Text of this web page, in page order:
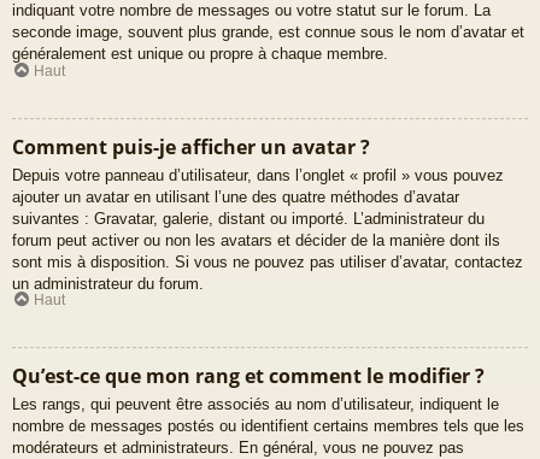
indiquant votre nombre de messages ou votre statut sur le forum. La
seconde image, souvent plus grande, est connue sous le nom d’avatar et
généralement est unique ou propre à chaque membre.
Haut
Comment puis-je afficher un avatar ?
Depuis votre panneau d’utilisateur, dans l’onglet « profil » vous pouvez
ajouter un avatar en utilisant l’une des quatre méthodes d’avatar
suivantes : Gravatar, galerie, distant ou importé. L’administrateur du
forum peut activer ou non les avatars et décider de la manière dont ils
sont mis à disposition. Si vous ne pouvez pas utiliser d’avatar, contactez
un administrateur du forum.
Haut
Qu’est-ce que mon rang et comment le modifier ?
Les rangs, qui peuvent être associés au nom d’utilisateur, indiquent le
nombre de messages postés ou identifient certains membres tels que les
modérateurs et administrateurs. En général, vous ne pouvez pas